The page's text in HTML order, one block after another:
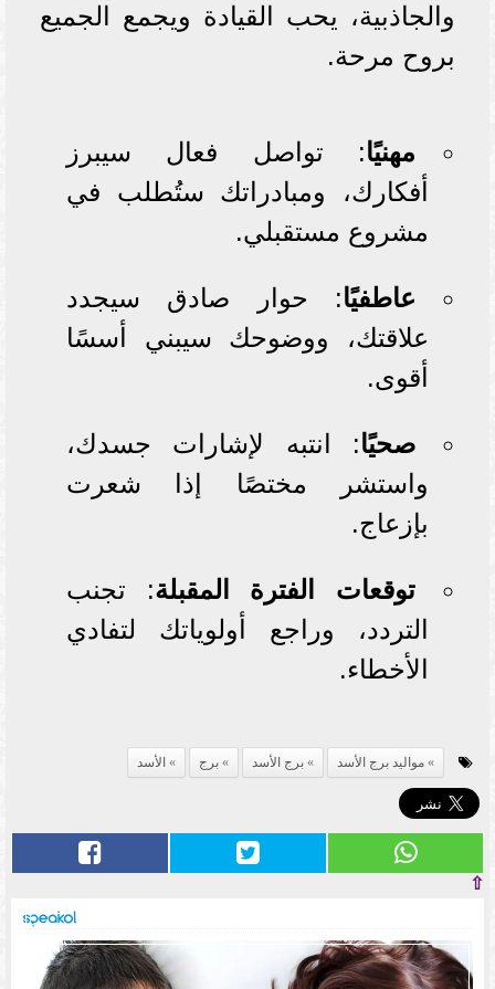
والجاذبية، يحب القيادة ويجمع الجميع
بروح مرحة.
مهنيًا: تواصل فعال سيبرز
أفكارك، ومبادراتك ستُطلب في
مشروع مستقبلي.
عاطفيًا: حوار صادق سيجدد
علاقتك، ووضوحك سيبني أسسًا
أقوى.
صحيًا: انتبه لإشارات جسدك،
واستشر مختصًا إذا شعرت
بإزعاج.
توقعات الفترة المقبلة: تجنب
التردد، وراجع أولوياتك لتفادي
الأخطاء.
مواليد برج الأسد برج الأسد برج الأسد
⇧